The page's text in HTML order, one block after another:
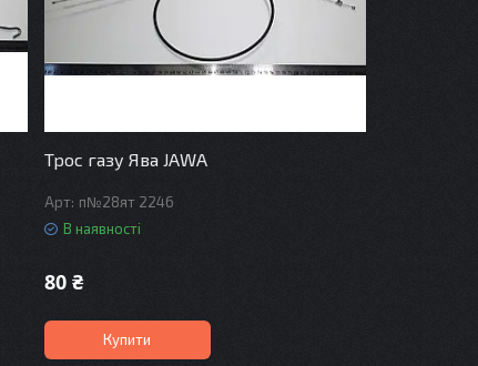
Трос газу Ява JAWA
п№28ят 2246
В наявності
80 ₴
Купити